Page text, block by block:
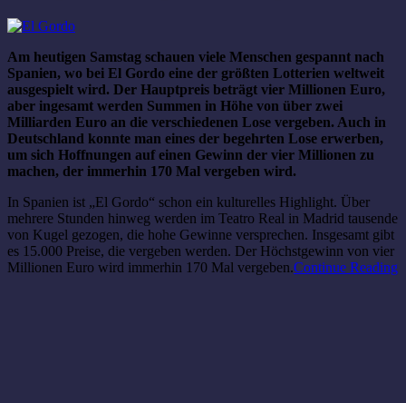
Am heutigen Samstag schauen viele Menschen gespannt nach
Spanien, wo bei El Gordo eine der größten Lotterien weltweit
ausgespielt wird. Der Hauptpreis beträgt vier Millionen Euro,
aber ingesamt werden Summen in Höhe von über zwei
Milliarden Euro an die verschiedenen Lose vergeben. Auch in
Deutschland konnte man eines der begehrten Lose erwerben,
um sich Hoffnungen auf einen Gewinn der vier Millionen zu
machen, der immerhin 170 Mal vergeben wird.
In Spanien ist „El Gordo“ schon ein kulturelles Highlight. Über
mehrere Stunden hinweg werden im Teatro Real in Madrid tausende
von Kugel gezogen, die hohe Gewinne versprechen. Insgesamt gibt
es 15.000 Preise, die vergeben werden. Der Höchstgewinn von vier
Millionen Euro wird immerhin 170 Mal vergeben.Continue Reading